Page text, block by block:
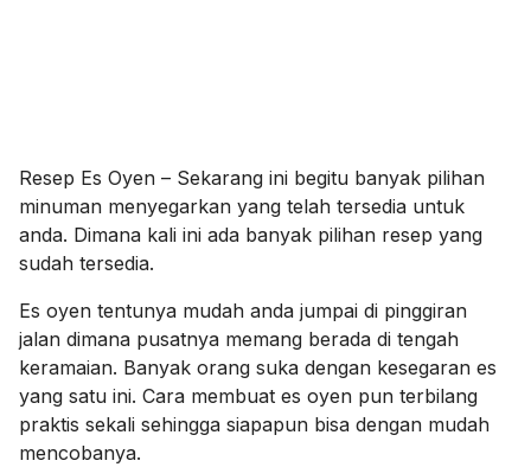
Resep Es Oyen – Sekarang ini begitu banyak pilihan
minuman menyegarkan yang telah tersedia untuk
anda. Dimana kali ini ada banyak pilihan resep yang
sudah tersedia.
Es oyen tentunya mudah anda jumpai di pinggiran
jalan dimana pusatnya memang berada di tengah
keramaian. Banyak orang suka dengan kesegaran es
yang satu ini. Cara membuat es oyen pun terbilang
praktis sekali sehingga siapapun bisa dengan mudah
mencobanya.